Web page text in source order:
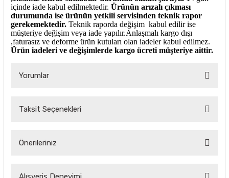
içinde iade kabul edilmektedir. Ürünün arızalı çıkması
durumunda ise ürünün yetkiliservisinden teknik rapor
gerekemektedir. Teknik raporda değişim kabul edilir ise
müşteriye değişim veya iade yapılır.Anlaşmalı kargo dışı
,faturasız ve deforme ürün kutuları olan iadeler kabul edilmez.
Ürün iadeleri ve değişimlerde kargo ücreti müşteriye aittir.
Yorumlar
Taksit Seçenekleri
Önerileriniz
konularda yetersiz gördüğünüz noktaları öneri formunu